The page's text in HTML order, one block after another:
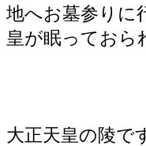
地へお墓参りに
皇が眠っておら
大正天皇の陵で